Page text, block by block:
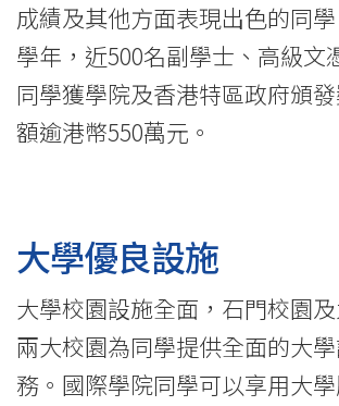
成績及其他方面表現出色的同
學年，近500名副學士、高級文
同學獲學院及香港特區政府頒
額逾港幣550萬元。
大學優良設施
大學校園設施全面，石門校園
兩大校園為同學提供全面的大
務。國際學院同學可以享用大